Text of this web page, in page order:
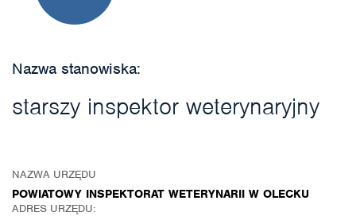
Nazwa stanowiska:
starszy inspektor weterynaryjny
NAZWA URZĘDU
POWIATOWY INSPEKTORAT WETERYNARII W OLECKU
ADRES URZĘDU: